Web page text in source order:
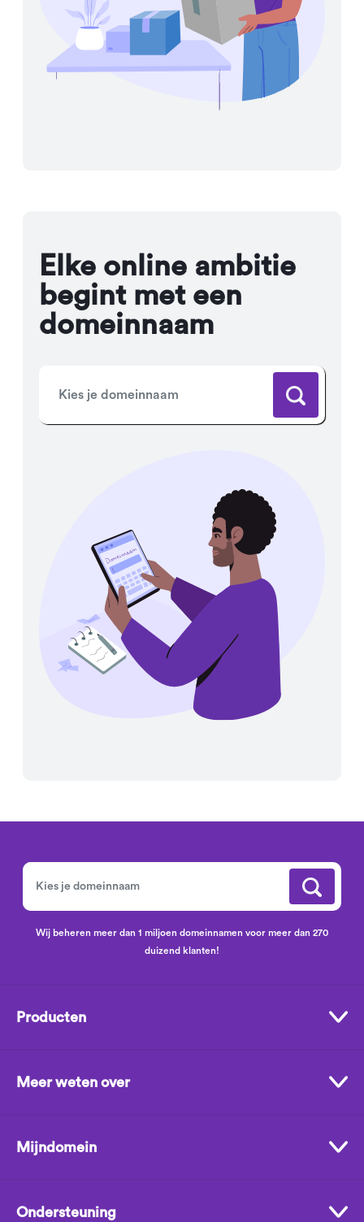
Elke online ambitie
begint met een
domeinnaam
Wij beheren meer dan 1 miljoen domeinnamen voor meer dan 270
duizend klanten!
Producten
Meer weten over
Mijndomein
Ondersteuning